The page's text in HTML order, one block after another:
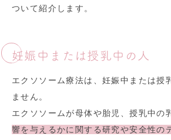
ついて紹介します。
妊娠中または授乳中の人
エクソソーム療法は、妊娠中または授
ません。
エクソソームが母体や胎児、授乳中の
響を与えるかに関する研究や安全性の